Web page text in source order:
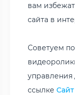
вам
сайта в
Советуем
управления
ссылке